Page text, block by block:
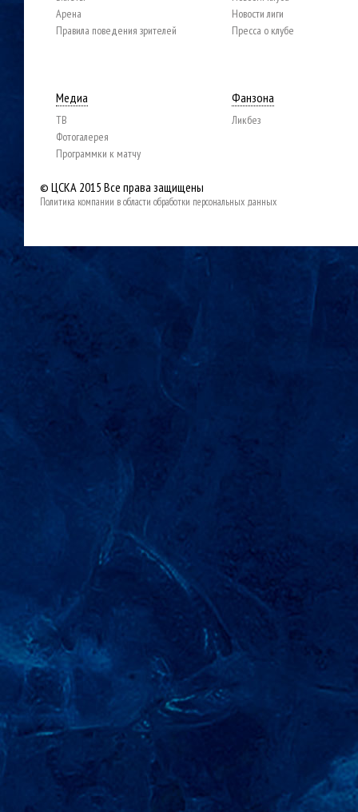
Арена
Правила поведения зрителей
Новости лиги
Пресса о клубе
Медиа
ТВ
Фотогалерея
Программки к матчу
Фанзона
Ликбез
© ЦСКА 2015 Все права защищены
Политика компании в области обработки персональных данных